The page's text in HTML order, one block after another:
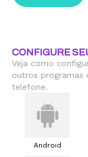
CONFIGURE
Veja como
outros programas
telefone.
Android